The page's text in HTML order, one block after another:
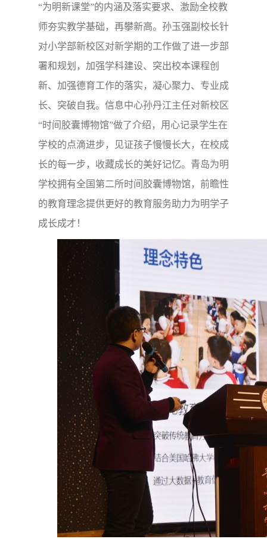
“为明新课堂”的内涵及落实要求、激励全校教
师夯实教学基础，再攀新高。孙玉强副校长针
对小学部新校区对新学期的工作做了进一步部
署和规划，加强学科建设、突出校本课程创
新、加强德育工作的落实，凝心聚力、专业成
长、突破自我。信息中心孙丹江主任对新校区
“时间胶囊博物馆”做了介绍，用心记录学生在
学校的点滴进步，见证孩子慢慢长大，在校成
长的每一步，收藏成长的美好记忆。青岛为明
学校拥有全国第二所时间胶囊博物馆，前瞻性
的教育理念提供更好的教育服务助力为明学子
成长成才！